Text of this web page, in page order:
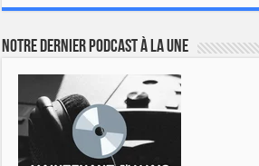
Notre dernier podcast à la une